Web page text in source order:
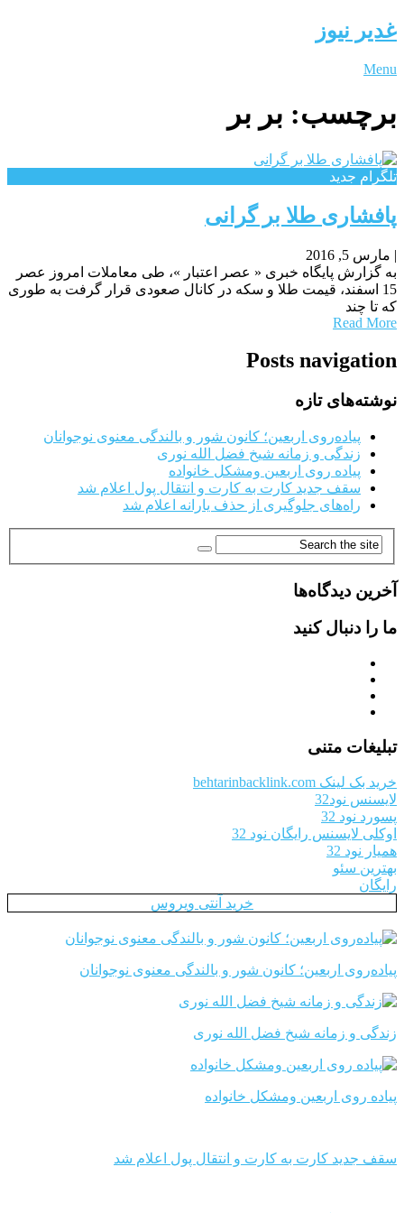
غدیر نیوز
Menu
برچسب: بر بر
تلگرام جدید
پافشاری طلا بر گرانی
| مارس 5, 2016
به گزارش پایگاه خبری « عصر اعتبار »، طی معاملات امروز عصر
15 اسفند، قیمت طلا و سکه در کانال صعودی قرار گرفت به طوری
که تا چند
Read More
Posts navigation
نوشته‌های تازه
پیاده‌روی اربعین؛ کانون شور و بالندگی معنوی نوجوانان
زندگی و زمانه شیخ فضل الله نوری
پیاده روی اربعین ومشکل خانواده
سقف جدید کارت به کارت و انتقال پول اعلام شد
راه‌های جلوگیری از حذف یارانه اعلام شد
آخرین دیدگاه‌ها
ما را دنبال کنید
تبلیغات متنی
خرید بک لینک behtarinbacklink.com
لایسنس نود32
پسورد نود 32
اوکلی لایسنس رایگان نود 32
همیار نود 32
بهترین سئو
رایگان
خرید آنتی ویروس
پیاده‌روی اربعین؛ کانون شور و بالندگی معنوی نوجوانان
زندگی و زمانه شیخ فضل الله نوری
پیاده روی اربعین ومشکل خانواده
سقف جدید کارت به کارت و انتقال پول اعلام شد